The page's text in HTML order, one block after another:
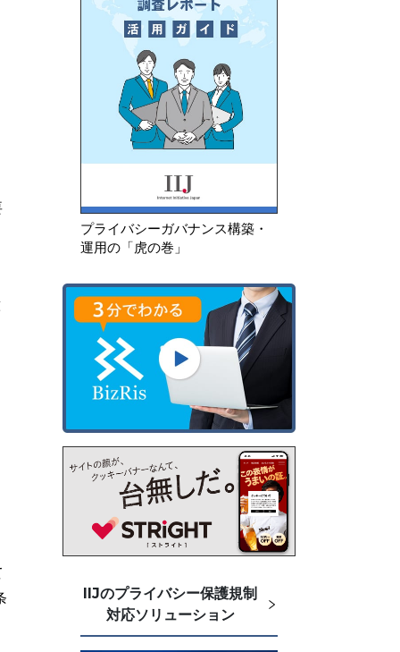
プライバシーガバナンス構築・
運用の「虎の巻」
IIJのプライバシー保護規制
対応ソリューション